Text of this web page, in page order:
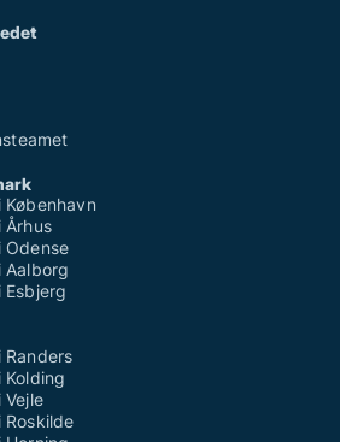
Århus
Odense
Aalborg